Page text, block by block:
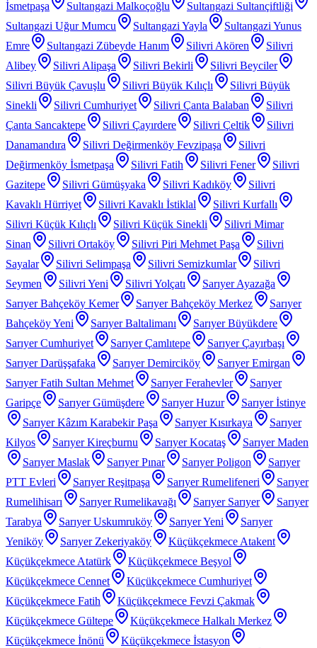
İsmetpaşa
Sultangazi Malkoçoğlu
Sultangazi Sultançiftliği
Sultangazi Uğur Mumcu
Sultangazi Yayla
Sultangazi Yunus
Emre
Sultangazi Zübeyde Hanım Silivri Akören
Silivri
Alibey
Silivri Alipaşa Silivri Bekirli
Silivri Beyciler
Silivri Büyük Çavuşlu
Silivri Büyük Kılıçlı
Silivri Büyük
Sinekli
Silivri Cumhuriyet Silivri Çanta Balaban
Silivri
Çanta Sancaktepe
Silivri Çayırdere Silivri Çeltik
Silivri
Danamandıra
Silivri Değirmenköy Fevzipaşa
Silivri
Değirmenköy İsmetpaşa
Silivri Fatih Silivri Fener
Silivri
Gazitepe
Silivri Gümüşyaka Silivri Kadıköy
Silivri
Kavaklı Hürriyet
Silivri Kavaklı İstiklal
Silivri Kurfallı
Silivri Küçük Kılıçlı
Silivri Küçük Sinekli
Silivri Mimar
Sinan
Silivri Ortaköy Silivri Piri Mehmet Paşa
Silivri
Sayalar
Silivri Selimpaşa Silivri Semizkumlar
Silivri
Seymen
Silivri Yeni Silivri Yolçatı
Sarıyer Ayazağa
Sarıyer Bahçeköy Kemer
Sarıyer Bahçeköy Merkez
Sarıyer
Bahçeköy Yeni
Sarıyer Baltalimanı
Sarıyer Büyükdere
Sarıyer Cumhuriyet
Sarıyer Çamlıtepe
Sarıyer Çayırbaşı
Sarıyer Darüşşafaka
Sarıyer Demirciköy
Sarıyer Emirgan
Sarıyer Fatih Sultan Mehmet
Sarıyer Ferahevler
Sarıyer
Garipçe
Sarıyer Gümüşdere Sarıyer Huzur
Sarıyer İstinye
Sarıyer Kâzım Karabekir Paşa
Sarıyer Kısırkaya
Sarıyer
Kilyos
Sarıyer Kireçburnu Sarıyer Kocataş
Sarıyer Maden
Sarıyer Maslak
Sarıyer Pınar Sarıyer Poligon
Sarıyer
PTT Evleri
Sarıyer Reşitpaşa Sarıyer Rumelifeneri
Sarıyer
Rumelihisarı
Sarıyer Rumelikavağı Sarıyer Sarıyer
Sarıyer
Tarabya
Sarıyer Uskumruköy Sarıyer Yeni
Sarıyer
Yeniköy
Sarıyer Zekeriyaköy
Küçükçekmece Atakent
Küçükçekmece Atatürk
Küçükçekmece Beşyol
Küçükçekmece Cennet
Küçükçekmece Cumhuriyet
Küçükçekmece Fatih
Küçükçekmece Fevzi Çakmak
Küçükçekmece Gültepe
Küçükçekmece Halkalı Merkez
Küçükçekmece İnönü
Küçükçekmece İstasyon